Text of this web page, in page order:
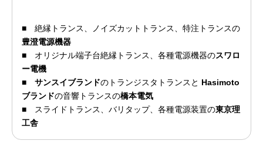
■
絶縁トランス、ノイズカットトランス、特注トランスの
豊澄電源機器
■
オリジナル端子台絶縁トランス、各種電源機器のスワロ
ー電機
■
サンスイブランドのトランジスタトランスと Hasimoto
ブランドの音響トランスの橋本電気
■
スライドトランス、バリタップ、各種電源装置の東京理
工舎